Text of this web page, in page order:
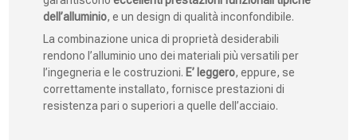
dell’alluminio, e un design di qualità inconfondibile.
La combinazione unica di proprietà desiderabili
rendono l’alluminio uno dei materiali più versatili per
l’ingegneria e le costruzioni. E’ leggero, eppure, se
correttamente installato, fornisce prestazioni di
resistenza pari o superiori a quelle dell’acciaio.